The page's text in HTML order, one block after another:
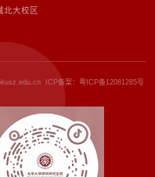
北大校区
ICP备案：粤ICP备12081285号